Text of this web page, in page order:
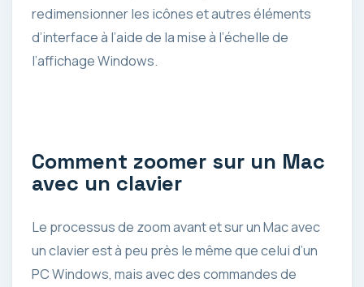
redimensionner les icônes et autres éléments
d’interface à l’aide de la mise à l’échelle de
l’affichage Windows.
Comment zoomer sur un Mac
avec un clavier
Le processus de zoom avant et sur un Mac avec
un clavier est à peu près le même que celui d’un
PC Windows, mais avec des commandes de